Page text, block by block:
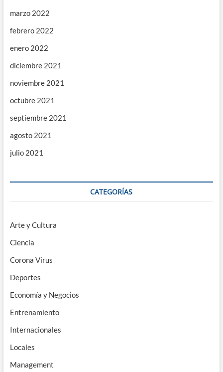
marzo 2022
febrero 2022
enero 2022
diciembre 2021
noviembre 2021
octubre 2021
septiembre 2021
agosto 2021
julio 2021
CATEGORÍAS
Arte y Cultura
Ciencia
Corona Virus
Deportes
Economía y Negocios
Entrenamiento
Internacionales
Locales
Management